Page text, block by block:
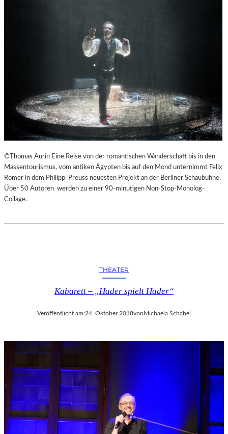
©Thomas Aurin Eine Reise von der romantischen Wanderschaft bis in den
Massentourismus, vom antiken Ägypten bis auf den Mond unternimmt Felix
Römer in dem Philipp Preuss neuesten Projekt an der Berliner Schaubühne.
Über 50 Autoren werden zu einer 90-minutigen Non-Stop-Monolog-
Collage.
THEATER
Kabarett – „Hader spielt Hader“
Veröffentlicht am:24. Oktober 2018vonMichaela Schabel